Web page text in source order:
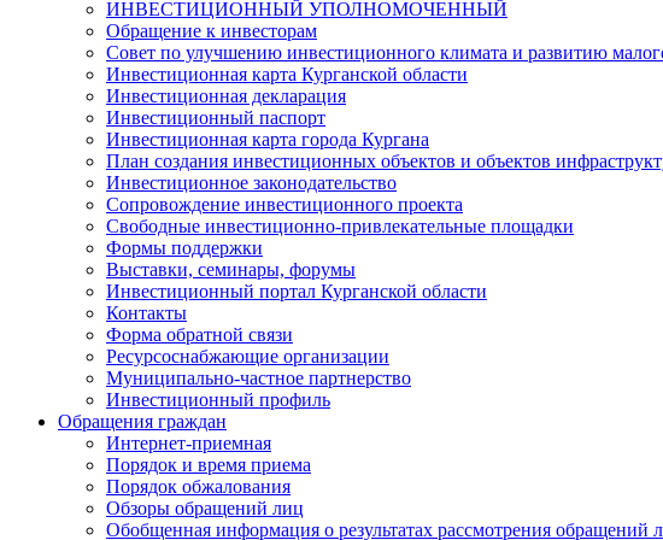
ИНВЕСТИЦИОННЫЙ УПОЛНОМОЧЕННЫЙ
Обращение к инвесторам
Совет по улучшению инвестиционного климата и развитию
Инвестиционная карта Курганской области
Инвестиционная декларация
Инвестиционный паспорт
Инвестиционная карта города Кургана
План создания инвестиционных объектов и объектов
Инвестиционное законодательство
Сопровождение инвестиционного проекта
Свободные инвестиционно-привлекательные площадки
Формы поддержки
Выставки, семинары, форумы
Инвестиционный портал Курганской области
Контакты
Форма обратной связи
Ресурсоснабжающие организации
Муниципально-частное партнерство
Инвестиционный профиль
Обращения граждан
Интернет-приемная
Порядок и время приема
Порядок обжалования
Обзоры обращений лиц
Обобщенная информация о результатах рассмотрения обращений